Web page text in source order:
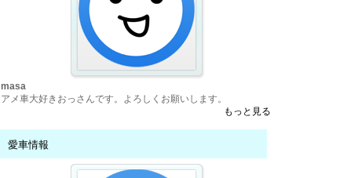
masa
アメ車大好きおっさんです。よろしくお願いします。
もっと見る
愛車情報